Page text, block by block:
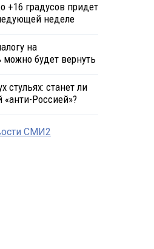
+16 градусов придет
неделе
на
будет вернуть
стульях: станет ли
Россией»?
СМИ2